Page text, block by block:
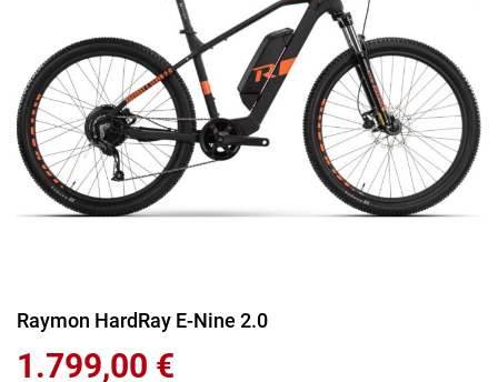
Zum
der
Raymon HardRay E-Nine 2.0
1.799,00 €